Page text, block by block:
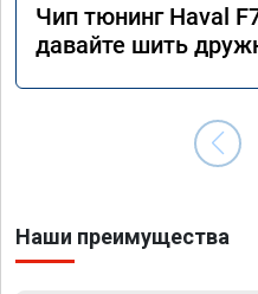
Чип тюнинг Haval
давайте шить
Наши преимущества